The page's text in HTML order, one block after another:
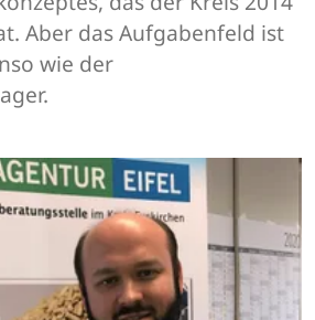
Aber das Aufgabenfeld ist
wie der